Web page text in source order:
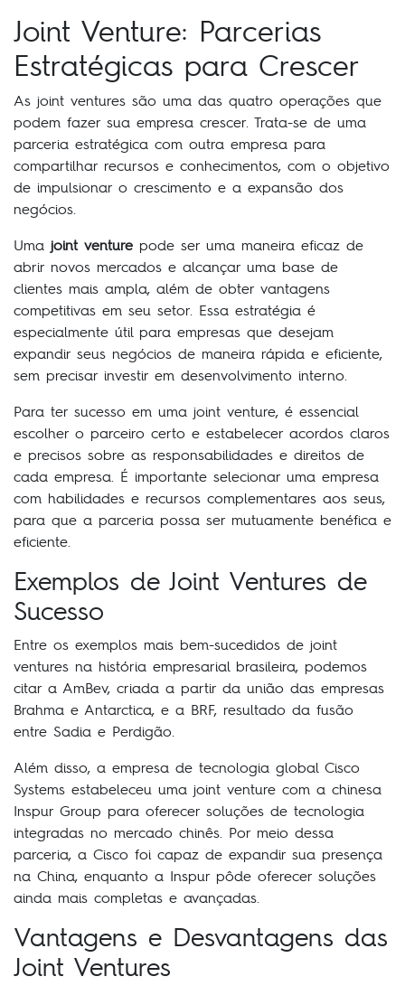
Joint Venture: Parcerias
Estratégicas para Crescer
As joint ventures são uma das quatro operações que
podem fazer sua empresa crescer. Trata-se de uma
parceria estratégica com outra empresa para
compartilhar recursos e conhecimentos, com o objetivo
de impulsionar o crescimento e a expansão dos
negócios.
Uma joint venture pode ser uma maneira eficaz de
abrir novos mercados e alcançar uma base de
clientes mais ampla, além de obter vantagens
competitivas em seu setor. Essa estratégia é
especialmente útil para empresas que desejam
expandir seus negócios de maneira rápida e eficiente,
sem precisar investir em desenvolvimento interno.
Para ter sucesso em uma joint venture, é essencial
escolher o parceiro certo e estabelecer acordos claros
e precisos sobre as responsabilidades e direitos de
cada empresa. É importante selecionar uma empresa
com habilidades e recursos complementares aos seus,
para que a parceria possa ser mutuamente benéfica e
eficiente.
Exemplos de Joint Ventures de
Sucesso
Entre os exemplos mais bem-sucedidos de joint
ventures na história empresarial brasileira, podemos
citar a AmBev, criada a partir da união das empresas
Brahma e Antarctica, e a BRF, resultado da fusão
entre Sadia e Perdigão.
Além disso, a empresa de tecnologia global Cisco
Systems estabeleceu uma joint venture com a chinesa
Inspur Group para oferecer soluções de tecnologia
integradas no mercado chinês. Por meio dessa
parceria, a Cisco foi capaz de expandir sua presença
na China, enquanto a Inspur pôde oferecer soluções
ainda mais completas e avançadas.
Vantagens e Desvantagens das
Joint Ventures